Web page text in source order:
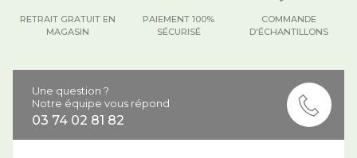
COMMANDE
D'ÉCHANTILLONS
PAIEMENT 100%
SÉCURISÉ
RETRAIT GRATUIT EN
MAGASIN
Une question ?
Notre équipe vous répond
03 74 02 81 82